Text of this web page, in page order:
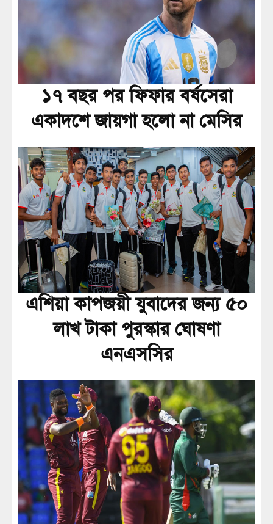
১৭ বছর পর ফিফার বর্ষসেরা
একাদশে জায়গা হলো না মেসির
এশিয়া কাপজয়ী যুবাদের জন্য ৫০
লাখ টাকা পুরস্কার ঘোষণা
এনএসসির